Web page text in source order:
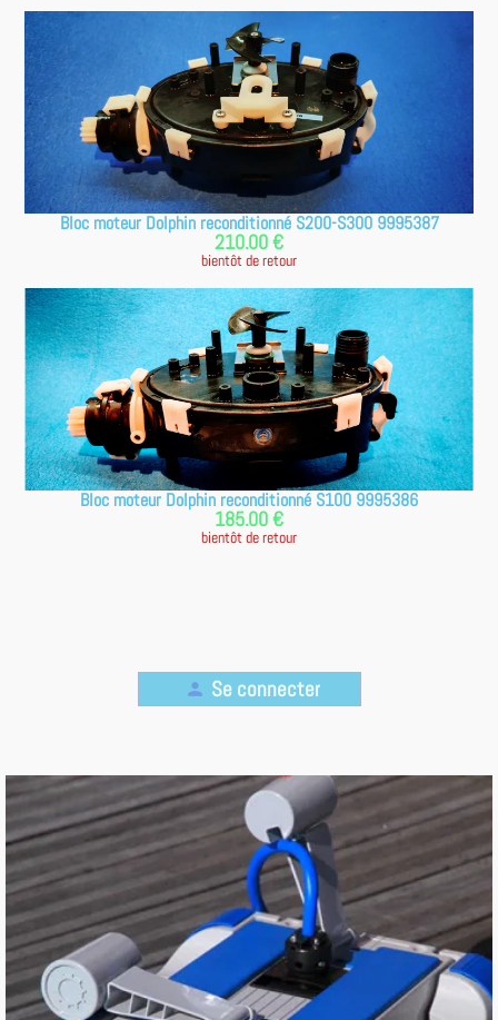
Bloc moteur Dolphin reconditionné S200-S300 9995387
210.00 €
bientôt de retour
Bloc moteur Dolphin reconditionné S100 9995386
185.00 €
bientôt de retour
person Se connecter